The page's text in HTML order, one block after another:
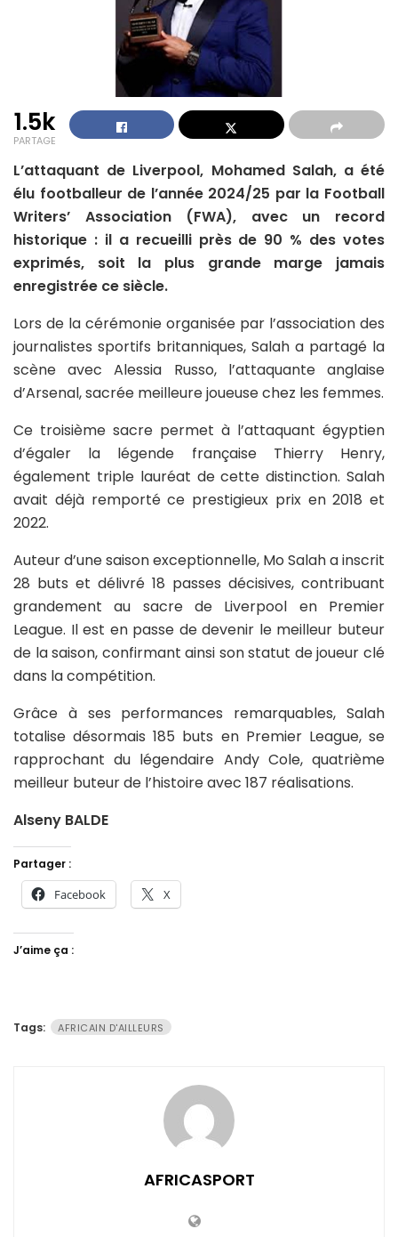
1.5k
PARTAGE
L’attaquant de Liverpool, Mohamed Salah, a été
élu footballeur de l’année 2024/25 par la Football
Writers’ Association (FWA), avec un record
historique : il a recueilli près de 90 % des votes
exprimés, soit la plus grande marge jamais
enregistrée ce siècle.
Lors de la cérémonie organisée par l’association des
journalistes sportifs britanniques, Salah a partagé la
scène avec Alessia Russo, l’attaquante anglaise
d’Arsenal, sacrée meilleure joueuse chez les femmes.
Ce troisième sacre permet à l’attaquant égyptien
d’égaler la légende française Thierry Henry,
également triple lauréat de cette distinction. Salah
avait déjà remporté ce prestigieux prix en 2018 et
2022.
Auteur d’une saison exceptionnelle, Mo Salah a inscrit
28 buts et délivré 18 passes décisives, contribuant
grandement au sacre de Liverpool en Premier
League. Il est en passe de devenir le meilleur buteur
de la saison, confirmant ainsi son statut de joueur clé
dans la compétition.
Grâce à ses performances remarquables, Salah
totalise désormais 185 buts en Premier League, se
rapprochant du légendaire Andy Cole, quatrième
meilleur buteur de l’histoire avec 187 réalisations.
Alseny BALDE
Partager :
Facebook X
J’aime ça :
Tags: AFRICAIN D'AILLEURS
AFRICASPORT